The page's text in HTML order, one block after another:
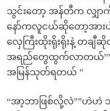
သွင်းတော့ အန်တီက လျှာ
နော်ကလူငယ်ဆိုတော့အား
လှေကြီးထိုးရိုးရိုးနဲ့ တခ
အရည်တွေထွက်လာတယ်””
အမြန်သုတ်ရတယ် ”
“အာ့ဘာဖြစ်လို့လဲ””ဟဲဟဲ